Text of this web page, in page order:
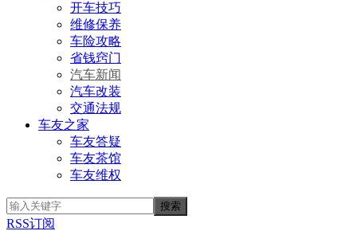
开车技巧
维修保养
车险攻略
省钱窍门
汽车新闻
汽车改装
交通法规
车友之家
车友答疑
车友茶馆
车友维权
RSS订阅